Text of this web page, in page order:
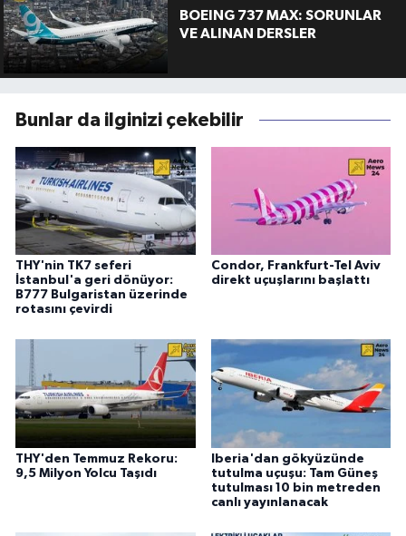
BOEING 737 MAX: SORUNLAR
VE ALINAN DERSLER
Bunlar da ilginizi çekebilir
THY'nin TK7 seferi
İstanbul'a geri dönüyor:
B777 Bulgaristan üzerinde
rotasını çevirdi
Condor, Frankfurt-Tel Aviv
direkt uçuşlarını başlattı
THY'den Temmuz Rekoru:
9,5 Milyon Yolcu Taşıdı
Iberia'dan gökyüzünde
tutulma uçuşu: Tam Güneş
tutulması 10 bin metreden
canlı yayınlanacak